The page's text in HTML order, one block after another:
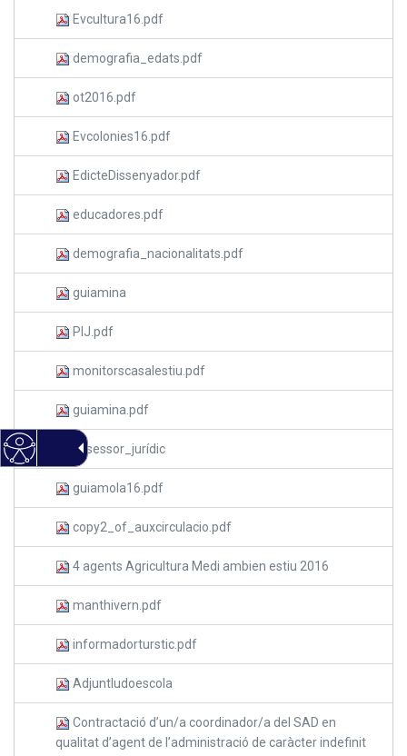
Evcultura16.pdf
demografia_edats.pdf
ot2016.pdf
Evcolonies16.pdf
EdicteDissenyador.pdf
educadores.pdf
demografia_nacionalitats.pdf
guiamina
PIJ.pdf
monitorscasalestiu.pdf
guiamina.pdf
assessor_jurídic
guiamola16.pdf
copy2_of_auxcirculacio.pdf
4 agents Agricultura Medi ambien estiu 2016
manthivern.pdf
informadorturstic.pdf
Adjuntludoescola
Contractació d’un/a coordinador/a del SAD en
qualitat d’agent de l’administració de caràcter indefinit